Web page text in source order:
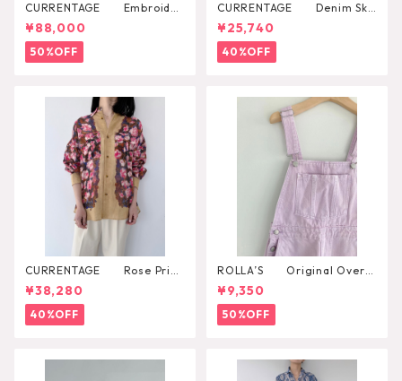
CURRENTAGE Embroider
y One Piece
¥88,000
50%OFF
CURRENTAGE Denim Skir
t¥25,740
40%OFF
CURRENTAGE Rose Print
Shirt
¥38,280
40%OFF
ROLLA’S Original Overal
l¥9,350
50%OFF